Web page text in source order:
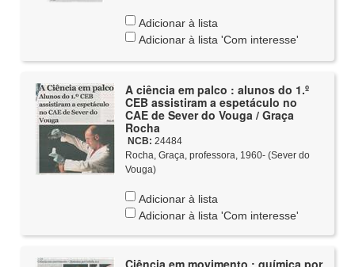
Adicionar à lista
Adicionar à lista 'Com interesse'
A ciência em palco : alunos do 1.º
CEB assistiram a espetáculo no
CAE de Sever do Vouga / Graça
Rocha
NCB: 24484
Rocha, Graça, professora, 1960- (Sever do
Vouga)
Adicionar à lista
Adicionar à lista 'Com interesse'
Ciência em movimento : química por